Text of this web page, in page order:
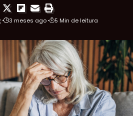
3 meses ago 5 Min de leitura